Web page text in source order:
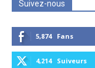
Suivez-nous
5,874 Fans
4,214 Suiveurs